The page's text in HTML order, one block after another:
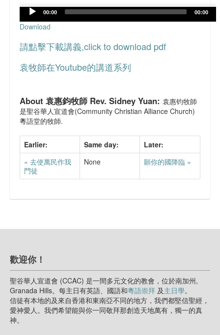
聯絡我們
Audio
Player
00:00 00:00
Download
請點擊下載講義,click to download pdf
袁牧師在Youtube的講道系列
About 袁惠鈞牧師 Rev. Sidney Yuan: 袁惠钧牧師
是聖谷華人宣道會(Community Christian Alliance Church)
粵語堂的牧師.
Earlier: Same day:
Later:
« 去使萬民作我
門徒
None 願你的國降臨 »
歡迎你！
聖谷華人宣道會 (CCAC) 是一間多元文化的教會，位於南加州,
Granada Hills。每主日有英語、國語和粵語崇拜 及主日學。
信徒有本地的及來自香港和東南亞不同的地方，我們都堅信聖經，
愛神愛人。我們希望能與你一同敬拜那創造天地萬有，獨一的真
神。